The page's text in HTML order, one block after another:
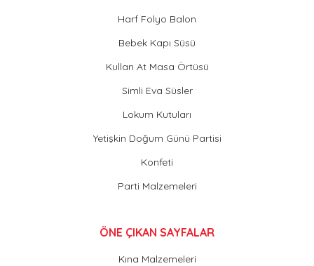
Harf Folyo Balon
Bebek Kapı Süsü
Kullan At Masa Örtüsü
Simli Eva Süsler
Lokum Kutuları
Yetişkin Doğum Günü Partisi
Konfeti
Parti Malzemeleri
ÖNE ÇIKAN SAYFALAR
Kına Malzemeleri